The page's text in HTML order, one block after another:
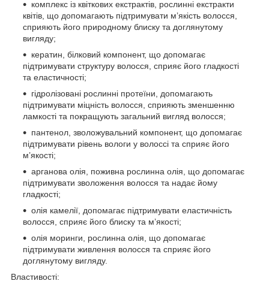
комплекс із квіткових екстрактів, рослинні екстракти
квітів, що допомагають підтримувати м’якість волосся,
сприяють його природному блиску та доглянутому
вигляду;
кератин, білковий компонент, що допомагає
підтримувати структуру волосся, сприяє його гладкості
та еластичності;
гідролізовані рослинні протеїни, допомагають
підтримувати міцність волосся, сприяють зменшенню
ламкості та покращують загальний вигляд волосся;
пантенол, зволожувальний компонент, що допомагає
підтримувати рівень вологи у волоссі та сприяє його
м’якості;
арганова олія, поживна рослинна олія, що допомагає
підтримувати зволоження волосся та надає йому
гладкості;
олія камелії, допомагає підтримувати еластичність
волосся, сприяє його блиску та м’якості;
олія моринги, рослинна олія, що допомагає
підтримувати живлення волосся та сприяє його
доглянутому вигляду.
Властивості: